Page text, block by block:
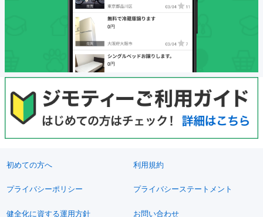
初めての方へ 利用規約
プライバシーポリシー プライバシーステートメント
健全化に資する運用方針 お問い合わせ